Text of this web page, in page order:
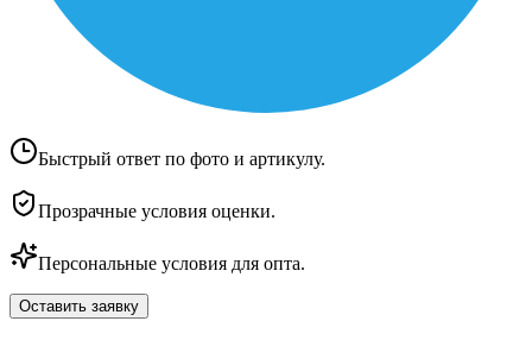
Быстрый ответ по фото и артикулу.
Прозрачные условия оценки.
Персональные условия для опта.
Оставить заявку